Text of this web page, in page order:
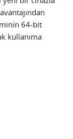
64-bit
kullanıma